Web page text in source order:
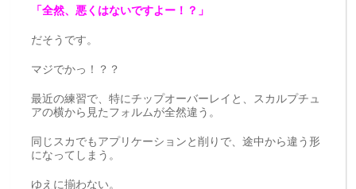
「全然、悪くはないですよー！？」
だそうです。
マジでかっ！？？
最近の練習で、特にチップオーバーレイと、スカルプチュ
アの横から見たフォルムが全然違う。
同じスカでもアプリケーションと削りで、途中から違う形
になってしまう。
ゆえに揃わない。